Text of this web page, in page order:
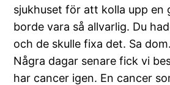
sjukhuset för att kolla upp en
borde vara så allvarlig. Du
och de skulle fixa det. Sa
Några dagar senare fick vi
har cancer igen. En cancer